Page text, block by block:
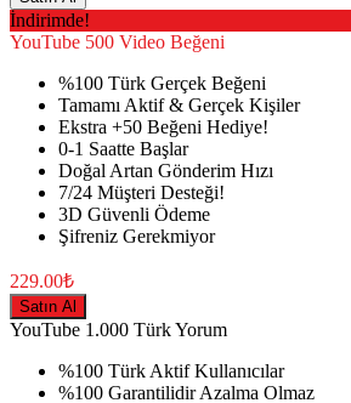
İndirimde!
YouTube 500 Video Beğeni
%100 Türk Gerçek Beğeni
Tamamı Aktif & Gerçek Kişiler
Ekstra +50 Beğeni Hediye!
0-1 Saatte Başlar
Doğal Artan Gönderim Hızı
7/24 Müşteri Desteği!
3D Güvenli Ödeme
Şifreniz Gerekmiyor
229.00₺
Satın Al
YouTube 1.000 Türk Yorum
%100 Türk Aktif Kullanıcılar
%100 Garantilidir Azalma Olmaz